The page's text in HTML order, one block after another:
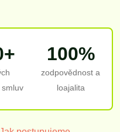
100%
zodpovědnost a
loajalita